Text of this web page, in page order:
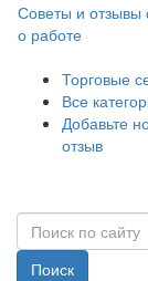
Советы и отзывы
о работе
Торговые
Все
Добавьте
отзыв
Поиск